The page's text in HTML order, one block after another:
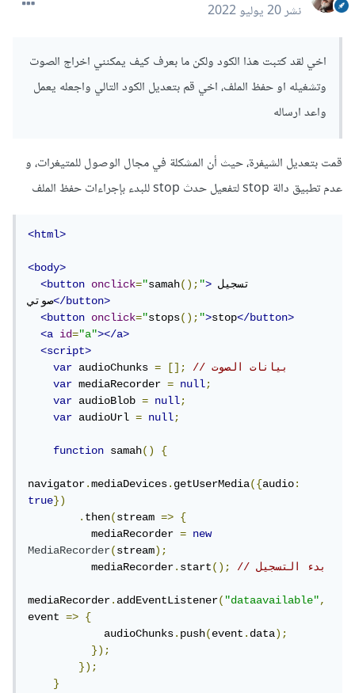
نشر20 يوليو 2022
اخي لقد كتبت هذا الكود ولكن ما بعرف كيف يمكنني اخراج الصوت
وتشغيله او حفظ الملف، اخي قم بتعديل الكود التالي واجعله يعمل
واعد ارساله
قمت بتعديل الشيفرة، حيث أن المشكلة في مجال الوصول للمتيغرات، و
عدم تطبيق دالة stop لتفعيل حدث stop للبدء بإجراءات حفظ الملف
<html>
<body>
<button
onclick="samah();"> تسجيل
صوتي</button>
<button
onclick="stops();">stop</button>
<a
id="a"></a>
<script>
var audioChunks = [];
// بيانات الصوت
var mediaRecorder = null;
var audioBlob = null;
var audioUrl = null;
function samah() {
navigator.mediaDevices.getUserMedia({audio:
true})
.then(stream =>
{
          mediaRecorder
=
new
MediaRecorder(stream);
          mediaRecorder
.start(); // بدء التسجيل
mediaRecorder.addEventListener("dataavailable",
event =>
{
            audioChunks
.push(event.data);
});
});
}